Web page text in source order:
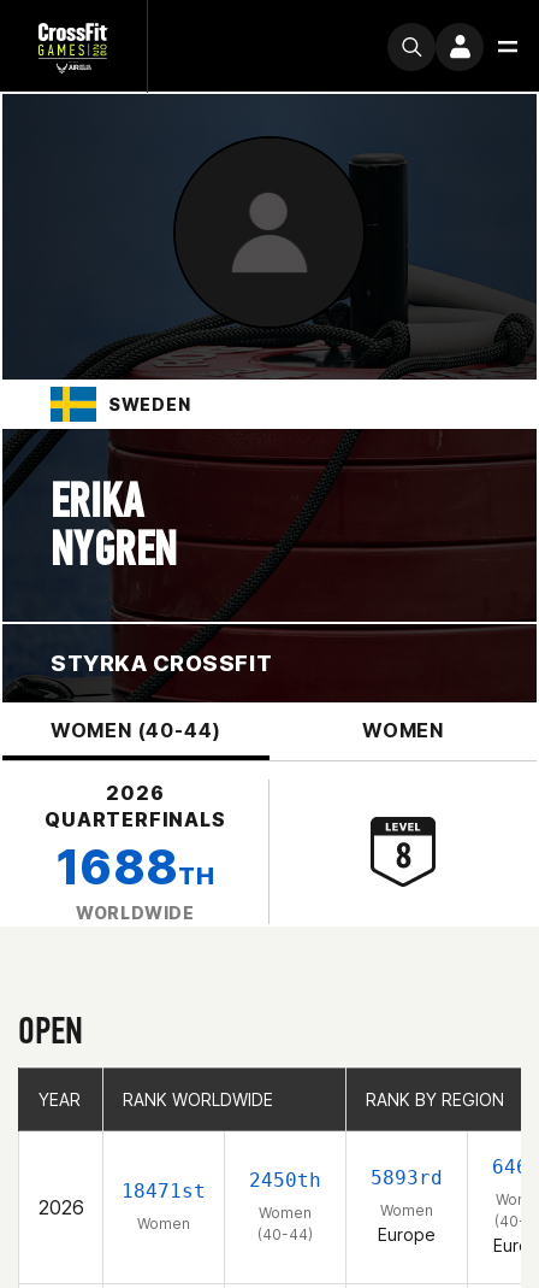
SWEDEN
ERIKA
NYGREN
STYRKA CROSSFIT
WOMEN (40-44) WOMEN
2026
QUARTERFINALS
1688TH
WORLDWIDE
OPEN
YEAR RANK WORLDWIDE RANK BY REGION
2026
18471st
Women
2450th
Women
(40-44)
5893rd
Women
Europe
(40-
YEAR RANK WORLDWIDE RANK BY REGION